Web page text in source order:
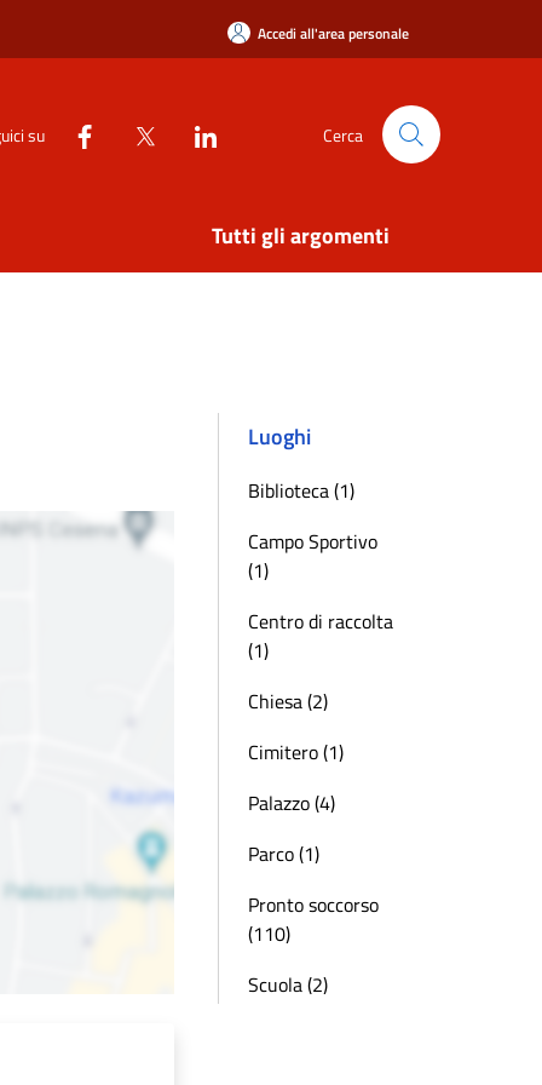
Accedi all'area personale
su Cerca
Tutti gli argomenti
Luoghi
Biblioteca (1)
Campo Sportivo
(1)
Centro di raccolta
(1)
Chiesa (2)
Cimitero (1)
Palazzo (4)
Parco (1)
Pronto soccorso
(110)
Scuola (2)